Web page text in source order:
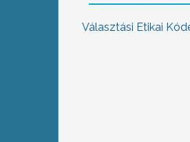
Választási Etikai